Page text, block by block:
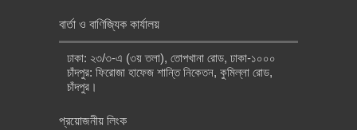
বার্তা ও বাণিজ্যিক কার্যালয়
ঢাকা: ২৩/৩-এ (৩য় তলা), তোপখানা রোড, ঢাকা-১০০০
চাঁদপুর: ফিরোজা হাফেজ শান্তি নিকেতন, কুমিল্লা রোড,
চাঁদপুর।
প্রয়োজনীয় লিংক